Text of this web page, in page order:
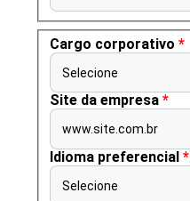
Cargo corporativo *
Selecione
Site da empresa *
www.site.com.br
Idioma preferencial *
Selecione